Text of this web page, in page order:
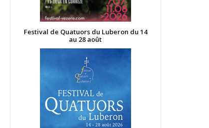
Festival de Quatuors du Luberon du 14
au 28 août